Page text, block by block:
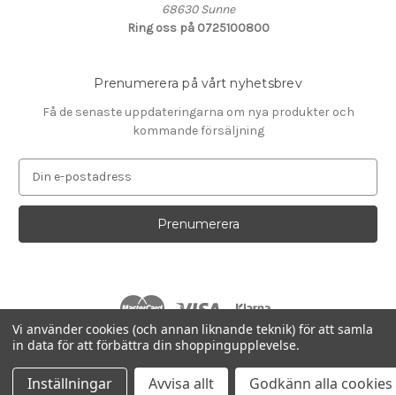
68630 Sunne
Ring oss på 0725100800
Prenumerera på vårt nyhetsbrev
Få de senaste uppdateringarna om nya produkter och
kommande försäljning
p
s
e
s
s
© 2026 Smartcare Service
Vi använder cookies (och annan liknande teknik) för att samla
in data för att förbättra din shoppingupplevelse.
Inställningar Avvisa allt Godkänn alla cookies